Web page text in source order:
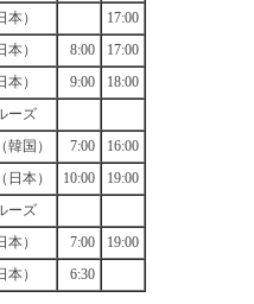
本）
17:00
） 8:00
17:00
本） 9:00
18:00
ーズ
韓国） 7:00
16:00
日本） 10:00
19:00
ーズ
） 7:00
19:00
） 6:30